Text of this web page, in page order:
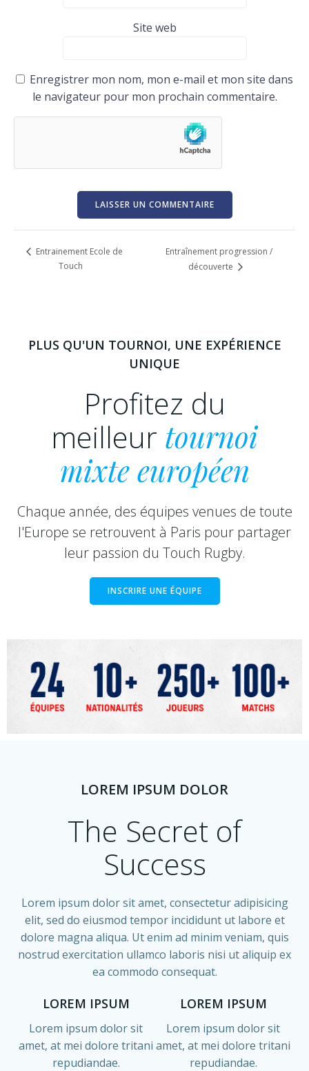
Site web
Enregistrer mon nom, mon e-mail et mon site dans
le navigateur pour mon prochain commentaire.
Entrainement Ecole de
Touch
Entraînement progression /
découverte
PLUS QU'UN TOURNOI, UNE EXPÉRIENCE
UNIQUE
Profitez du
meilleur tournoi
mixte européen
Chaque année, des équipes venues de toute
l'Europe se retrouvent à Paris pour partager
leur passion du Touch Rugby.
INSCRIRE UNE ÉQUIPE
LOREM IPSUM DOLOR
The Secret of
Success
Lorem ipsum dolor sit amet, consectetur adipisicing
elit, sed do eiusmod tempor incididunt ut labore et
dolore magna aliqua. Ut enim ad minim veniam, quis
nostrud exercitation ullamco laboris nisi ut aliquip ex
ea commodo consequat.
LOREM IPSUM
Lorem ipsum dolor sit
amet, at mei dolore tritani
repudiandae.
LOREM IPSUM
Lorem ipsum dolor sit
amet, at mei dolore tritani
repudiandae.